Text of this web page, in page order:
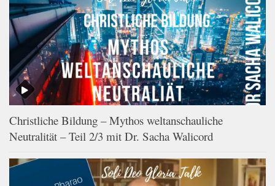
Christliche Bildung – Mythos weltanschauliche
Neutralität – Teil 2/3 mit Dr. Sacha Walicord